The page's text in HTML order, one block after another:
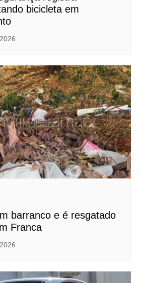
bicicleta em
barranco e é resgatado
Franca